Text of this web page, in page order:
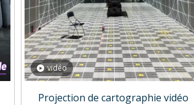
vidéo
Projection de cartographie vidéo